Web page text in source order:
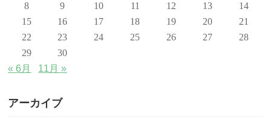
8
9 10 11 12 13
14
15
16 17 18 19 20
21
22
23 24 25 26 27
28
29
30
« 6月
11月 »
アーカイブ